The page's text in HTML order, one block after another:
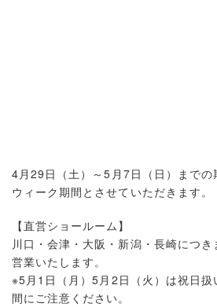
4月29日（土）～5月7日（日）までの
ウィーク期間とさせていただきます。
【直営ショールーム】
川口・会津・大阪・新潟・長崎につ
営業いたします。
※5月1日（月）5月2日（火）は祝日扱
間にご注意ください。